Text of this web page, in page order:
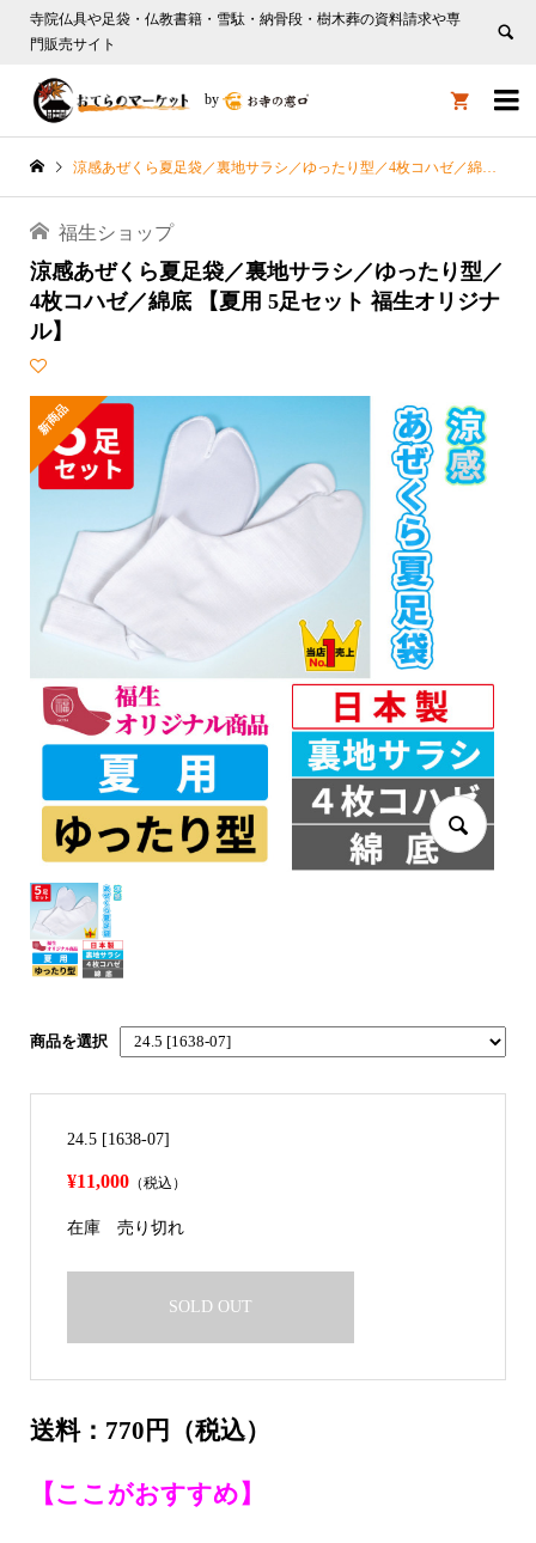
寺院仏具や足袋・仏教書籍・雪駄・納骨段・樹木葬の資料請求や専
門販売サイト

by 
涼感あぜくら夏足袋／裏地サラシ／ゆったり型／4枚コハゼ／綿底 【夏用 5足セット 福生オリジナル】
福生ショップ
涼感あぜくら夏足袋／裏地サラシ／ゆったり型／
4枚コハゼ／綿底 【夏用 5足セット 福生オリジナ
ル】
新商品
商品を選択
24.5 [1638-07]
¥11,000（税込）
在庫 売り切れ
SOLD OUT
送料：770円（税込）
【ここがおすすめ】